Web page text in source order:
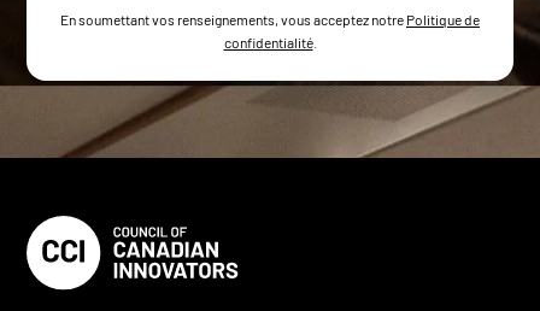
En soumettant vos renseignements, vous acceptez notre Politique de
confidentialité.